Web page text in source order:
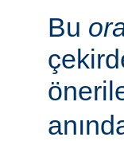
Bu